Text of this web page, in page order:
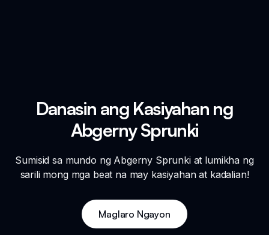
Danasin ang Kasiyahan ng
Abgerny Sprunki
Sumisid sa mundo ng Abgerny Sprunki at lumikha ng
sarili mong mga beat na may kasiyahan at kadalian!
Maglaro Ngayon